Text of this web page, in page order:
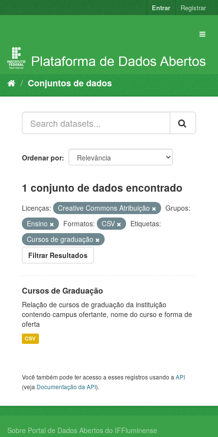
para
Entrar Registrar
Conjuntos de dados
Ordenar por
1 conjunto de dados encontrado
Licenças: Creative Commons Atribuição
Grupos:
Ensino
Formatos: CSV
Etiquetas:
Cursos de graduação
Filtrar Resultados
Cursos de Graduação
Relação de cursos de graduação da instituição
contendo campus ofertante, nome do curso e forma de
oferta
CSV
Você também pode ter acesso a esses registros usando aAPI
(veja Documentação da API).
Sobre Portal de Dados Abertos do IFFluminense